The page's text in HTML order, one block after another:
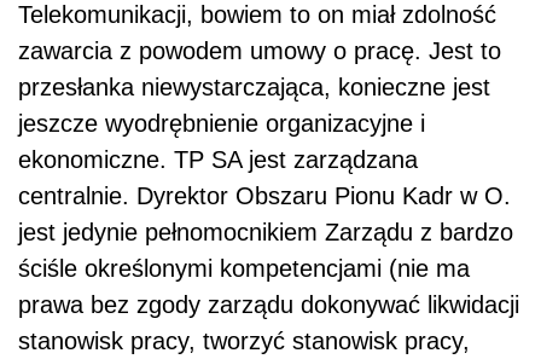
Telekomunikacji, bowiem to on miał zdolność
zawarcia z powodem umowy o pracę. Jest to
przesłanka niewystarczająca, konieczne jest
jeszcze wyodrębnienie organizacyjne i
ekonomiczne. TP SA jest zarządzana
centralnie. Dyrektor Obszaru Pionu Kadr w O.
jest jedynie pełnomocnikiem Zarządu z bardzo
ściśle określonymi kompetencjami (nie ma
prawa bez zgody zarządu dokonywać likwidacji
stanowisk pracy, tworzyć stanowisk pracy,